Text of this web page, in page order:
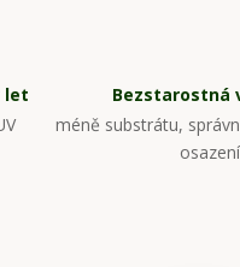
let
Bezstarostná
méně substrátu,
osazení